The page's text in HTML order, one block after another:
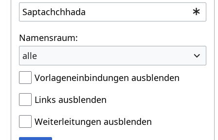
Namensraum:
alle
Vorlageneinbindungen ausblenden
Links ausblenden
Weiterleitungen ausblenden